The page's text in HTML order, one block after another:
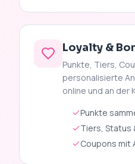
Loyalty &
Punkte, Tiers,
personalisierte
online und an der
Punkte
Tiers, Status
Coupons mit